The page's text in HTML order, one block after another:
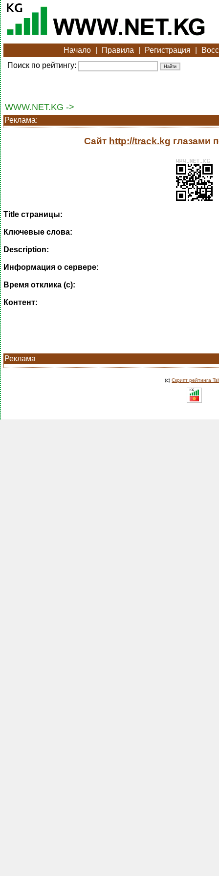
Начало Правила Регистрация
Поиск по рейтингу:
WWW.NET.KG ->
Реклама:
Сайт http://track.kg глазами
Title страницы:
Ключевые слова:
Description:
Информация о сервере:
Время отклика (с):
Контент:
Реклама
(c)Скрипт рейтинга